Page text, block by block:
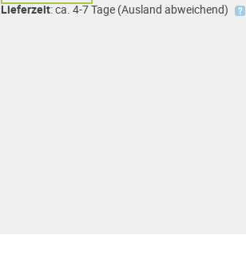
Lieferzeit: ca. 4-7 Tage (Ausland abweichend)